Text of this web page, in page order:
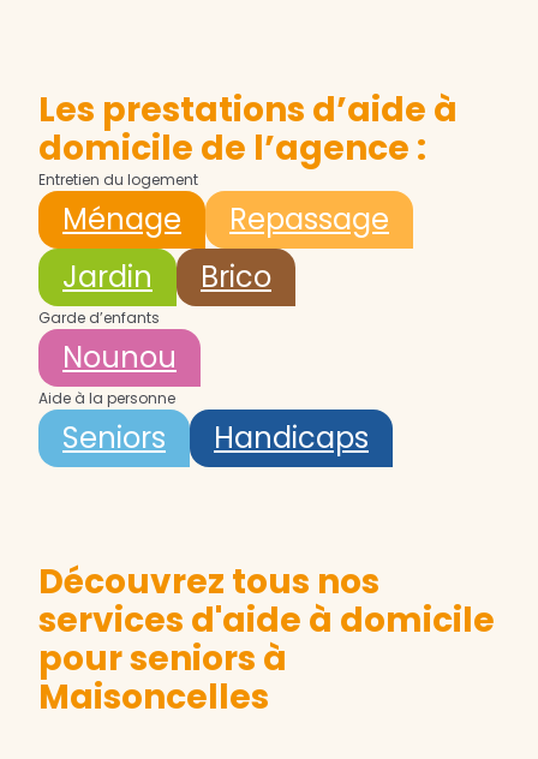
Les prestations d’aide à
domicile de l’agence :
Entretien du logement
Ménage
Repassage
Jardin
Brico
Garde d’enfants
Nounou
Aide à la personne
Seniors Handicaps
Découvrez tous nos
services d'aide à domicile
pour seniors à
Maisoncelles